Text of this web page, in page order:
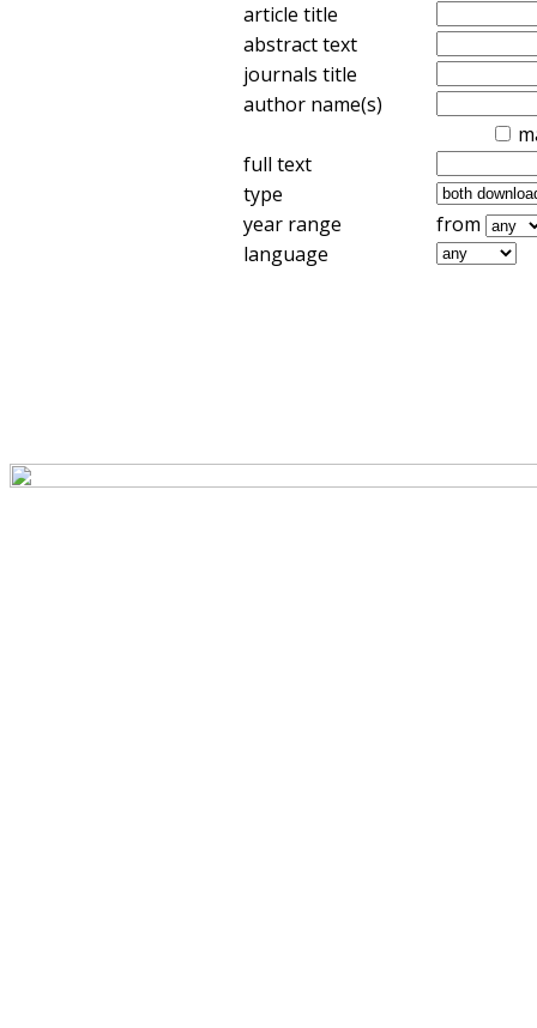
article title
abstract text
journals title
author name(s)
full text
type
year range
from
language